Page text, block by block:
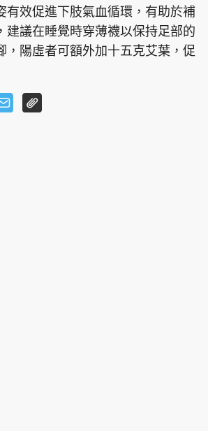
Copyright © 東周
有效促進下肢氣血循環，有助於補
建議在睡覺時穿薄襪以保持足部的
，陽虛者可額外加十五克艾葉，促